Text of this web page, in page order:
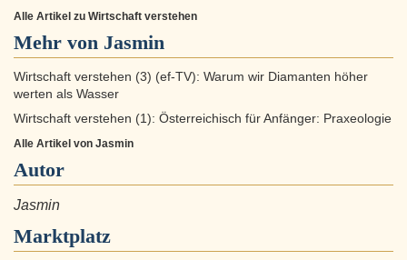
Alle Artikel zu Wirtschaft verstehen
Mehr von Jasmin
Wirtschaft verstehen (3) (ef-TV): Warum wir Diamanten höher
werten als Wasser
Wirtschaft verstehen (1): Österreichisch für Anfänger: Praxeologie
Alle Artikel von Jasmin
Autor
Jasmin
Marktplatz